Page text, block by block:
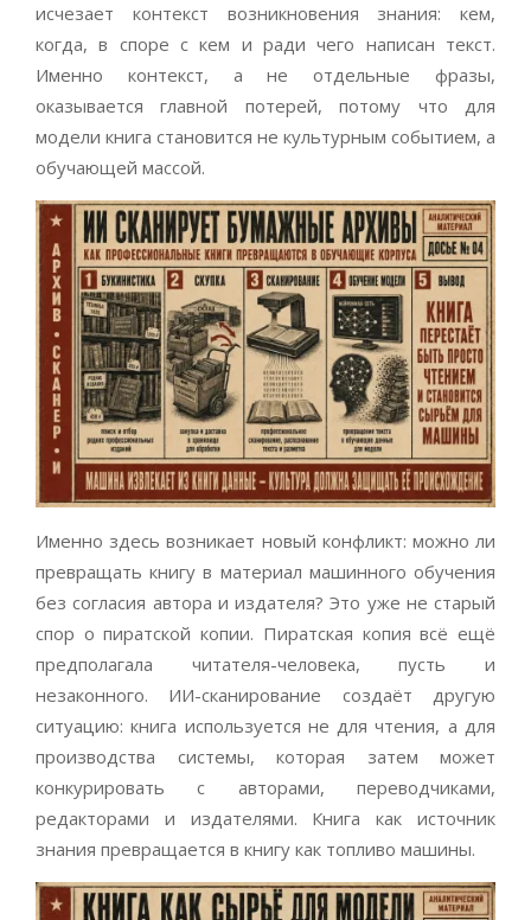
исчезает контекст возникновения знания: кем,
когда, в споре с кем и ради чего написан текст.
Именно контекст, а не отдельные фразы,
оказывается главной потерей, потому что для
модели книга становится не культурным событием, а
обучающей массой.
Именно здесь возникает новый конфликт: можно ли
превращать книгу в материал машинного обучения
без согласия автора и издателя? Это уже не старый
спор о пиратской копии. Пиратская копия всё ещё
предполагала читателя-человека, пусть и
незаконного. ИИ-сканирование создаёт другую
ситуацию: книга используется не для чтения, а для
производства системы, которая затем может
конкурировать с авторами, переводчиками,
редакторами и издателями. Книга как источник
знания превращается в книгу как топливо машины.